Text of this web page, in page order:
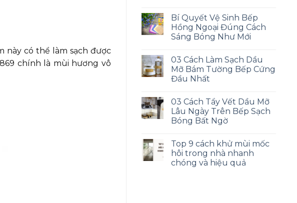
này có thể làm sạch được
chính là mùi hương vô
Bí Quyết Vệ Sinh Bếp
Hồng Ngoại Đúng Cách
Sáng Bóng Như Mới
03 Cách Làm Sạch Dầu
Mỡ Bám Tường Bếp Cứng
Đầu Nhất
03 Cách Tẩy Vết Dầu Mỡ
Lâu Ngày Trên Bếp Sạch
Bóng Bất Ngờ
Top 9 cách khử mùi mốc
hôi trong nhà nhanh
chóng và hiệu quả